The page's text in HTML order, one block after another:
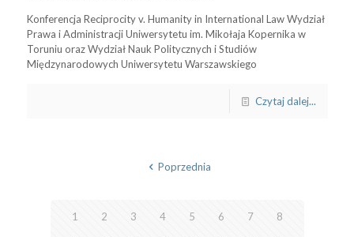
Konferencja Reciprocity v. Humanity in International Law Wydział
Prawa i Administracji Uniwersytetu im. Mikołaja Kopernika w
Toruniu oraz Wydział Nauk Politycznych i Studiów
Międzynarodowych Uniwersytetu Warszawskiego
Czytaj dalej...
Poprzednia
1 2 3 4 5 6 7 8